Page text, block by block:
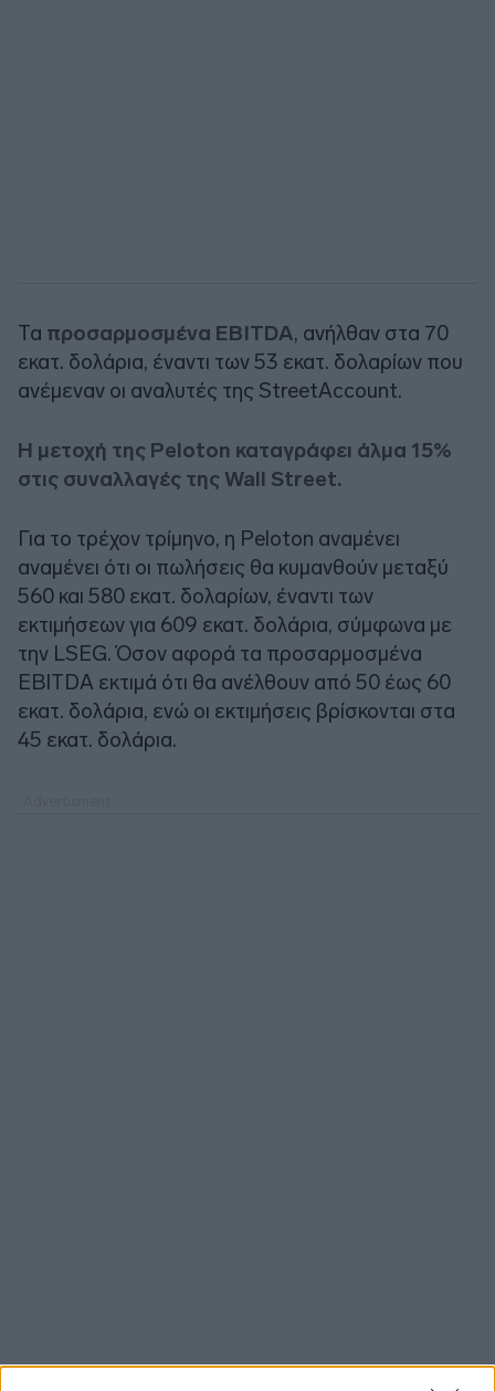
Τα προσαρμοσμένα EBITDA, ανήλθαν στα 70
εκατ. δολάρια, έναντι των 53 εκατ. δολαρίων που
ανέμεναν οι αναλυτές της StreetAccount.
Η μετοχή της Peloton καταγράφει άλμα 15%
στις συναλλαγές της Wall Street.
Για το τρέχον τρίμηνο, η Peloton αναμένει
αναμένει ότι οι πωλήσεις θα κυμανθούν μεταξύ
560 και 580 εκατ. δολαρίων, έναντι των
εκτιμήσεων για 609 εκατ. δολάρια, σύμφωνα με
την LSEG. Όσον αφορά τα προσαρμοσμένα
EBITDA εκτιμά ότι θα ανέλθουν από 50 έως 60
εκατ. δολάρια, ενώ οι εκτιμήσεις βρίσκονται στα
45 εκατ. δολάρια.